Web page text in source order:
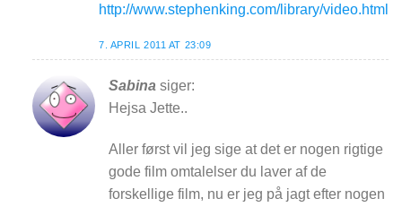
http://www.stephenking.com/library/video.html
7. APRIL 2011 AT 23:09
Sabina siger:
Hejsa Jette..
Aller først vil jeg sige at det er nogen rigtige
gode film omtalelser du laver af de
forskellige film, nu er jeg på jagt efter nogen